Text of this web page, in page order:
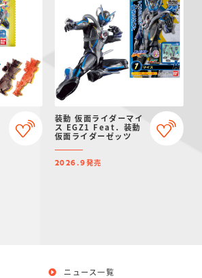
装動 仮面ライダーマイ
ス EGZ1 Feat．装動
仮面ライダーゼッツ
2026.9発売
ニュース一覧